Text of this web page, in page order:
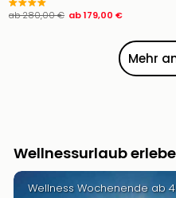
ab280,00 € ab179,00 €
Mehr
Wellnessurlaub
Wellness Wochenende ab